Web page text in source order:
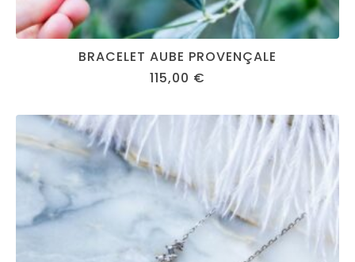
BRACELET AUBE PROVENÇALE
115,00 €